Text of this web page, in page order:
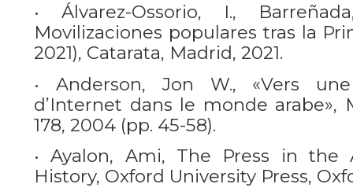
• Álvarez-Ossorio, I.,
Movilizaciones populares tras la
2021), Catarata, Madrid, 2021.
• Anderson, Jon W., «Vers une
d’Internet dans le monde arabe»,
178, 2004 (pp. 45-58).
• Ayalon, Ami, The Press in the
History, Oxford University Press,